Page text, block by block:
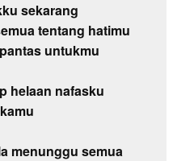
sekarang
tentang hatimu
untukmu
helaan nafasku
menunggu semua